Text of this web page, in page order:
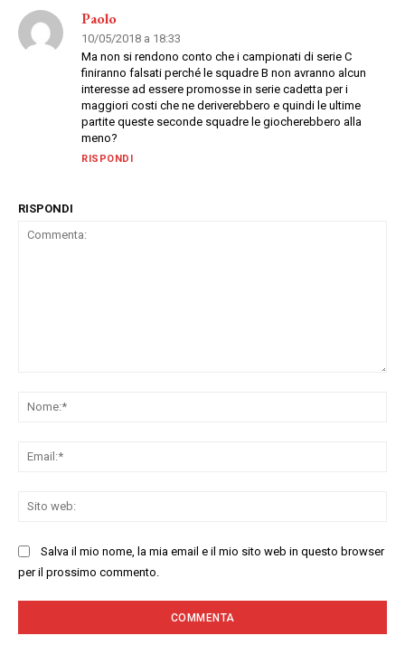
Paolo
10/05/2018 a 18:33
Ma non si rendono conto che i campionati di serie C
finiranno falsati perché le squadre B non avranno alcun
interesse ad essere promosse in serie cadetta per i
maggiori costi che ne deriverebbero e quindi le ultime
partite queste seconde squadre le giocherebbero alla
meno?
RISPONDI
RISPONDI
Salva il mio nome, la mia email e il mio sito web in questo browser
per il prossimo commento.